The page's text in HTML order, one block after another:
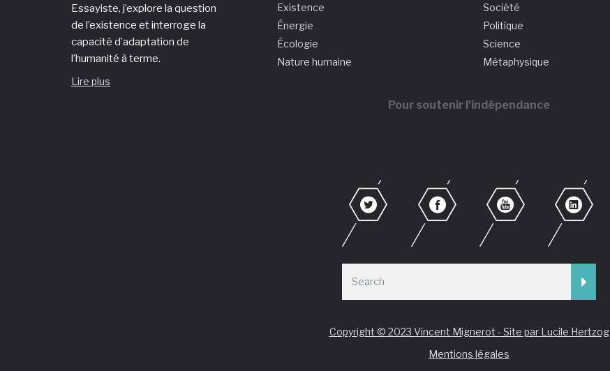
Essayiste, j’explore la question
de l’existence et interroge la
capacité d’adaptation de
l’humanité à terme.
Lire plus
Existence
Énergie
Écologie
Nature humaine
Société
Politique
Science
Métaphysique
Pour soutenir l'indépendance
Copyright © 2023 Vincent Mignerot - Site par Lucile Hertzog
Mentions légales